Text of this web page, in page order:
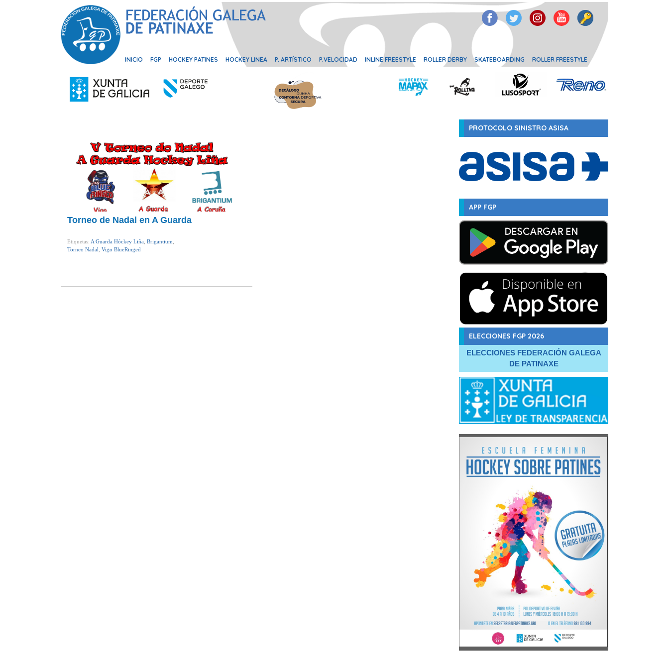
INICIO FGP HOCKEY PATINES HOCKEY LINEA P. ARTÍSTICO P.VELOCIDAD INLINE FREESTYLE ROLLER DERBY SKATEBOARDING ROLLER FREESTYLE
PROTOCOLO SINISTRO ASISA
APP FGP
ELECCIONES FGP 2026
ELECCIONES FEDERACIÓN GALEGA
DE PATINAXE
Torneo de Nadal en A Guarda
Etiquetas: A Guarda Hóckey Liña Brigantium
Torneo Nadal Vigo BlueRinged